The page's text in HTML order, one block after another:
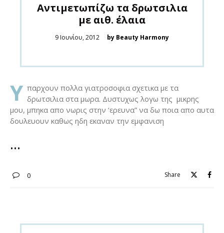
Αντιμετωπίζω τα δρωτσιλια
με αιθ. έλαια
Posted
9 Ιουνίου, 2012 by Beauty Harmony
Υ παρχουν πολλα γιατροσοφια σχετικα με τα
δρωτσιλια στα μωρα. Δυστυχως λογω της μικρης
μου, μπηκα απο νωρις στην ‘ερευνα” να δω ποια απο αυτα
δουλευουν καθως ηδη εκαναν την εμφανιση
0 Share